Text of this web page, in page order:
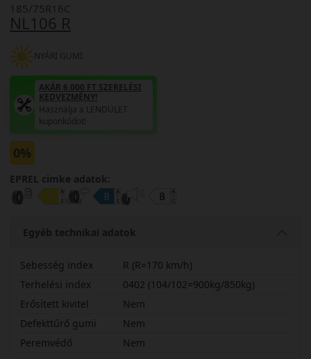
NL106 R
185/75R16C
NYÁRI GUMI
AKÁR 6.000 FT SZERELÉSI
KEDVEZMÉNY!
Használja a LENDÜLET
kuponkódot!
0%
EPREL cimke adatok:
Egyéb technikai adatok
Sebesség index
R (R=170 km/h)
Terhelési index
0402 (104/102=900kg/850kg)
Erősített kivitel
Nem
Defekttűrő gumi
Nem
Peremvédő
Nem